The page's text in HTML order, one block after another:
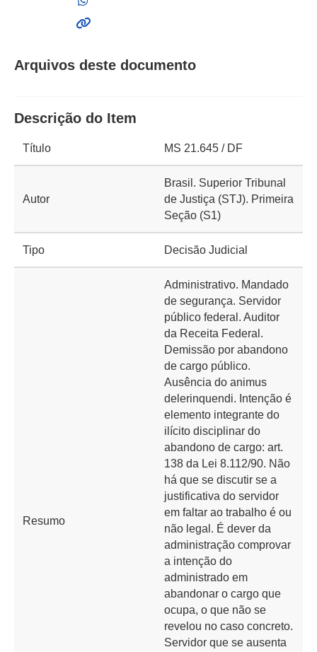
Arquivos deste documento
Descrição do Item
Título MS 21.645 / DF
Autor
Brasil. Superior Tribunal
de Justiça (STJ). Primeira
Seção (S1)
Tipo Decisão Judicial
Resumo
Administrativo. Mandado
de segurança. Servidor
público federal. Auditor
da Receita Federal.
Demissão por abandono
de cargo público.
Ausência do animus
delerinquendi. Intenção é
elemento integrante do
ilícito disciplinar do
abandono de cargo: art.
138 da Lei 8.112/90. Não
há que se discutir se a
justificativa do servidor
em faltar ao trabalho é ou
não legal. É dever da
administração comprovar
a intenção do
administrado em
abandonar o cargo que
ocupa, o que não se
revelou no caso concreto.
Servidor que se ausenta